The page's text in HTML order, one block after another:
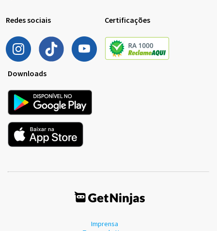
Redes sociais Certificações
Downloads
Imprensa